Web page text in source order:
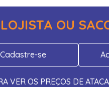
LOJISTA OU
Cadastre-se
VER OS PREÇOS DE